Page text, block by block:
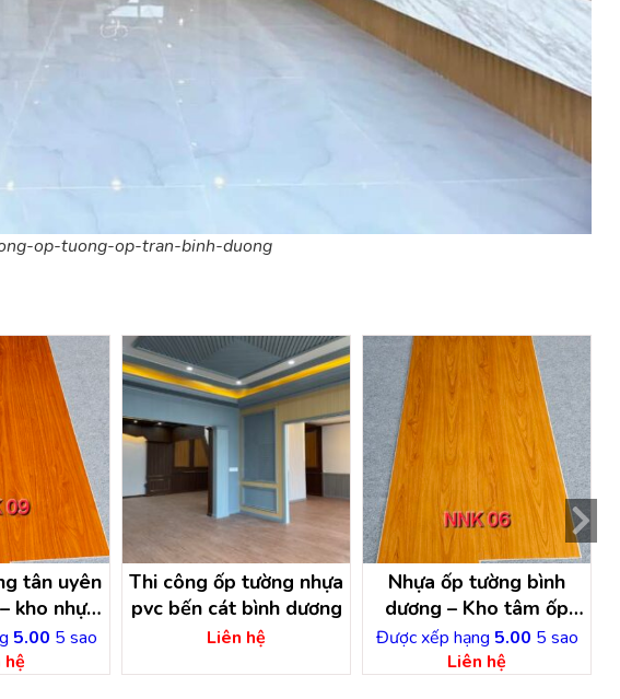
op-tuong-op-tran-binh-duong
tân uyên
kho nhựa
5.00 5 sao
hệ
Thi công ốp tường nhựa
pvc bến cát bình dương
Liên hệ
Nhựa ốp tường bình
dương – Kho tâm ốp
nhựa
Được xếp hạng 5.00 5 sao
Liên hệ